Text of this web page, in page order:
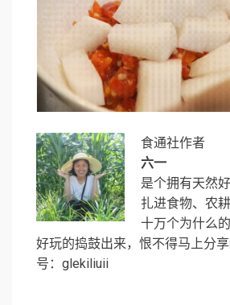
食通社作者
六一
是个拥有天然
扎进食物、农
十万个为什么
好玩的捣鼓出来，恨不得马上分
号：glekiliuii